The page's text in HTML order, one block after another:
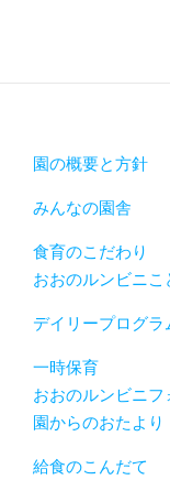
園の概要と方針
みんなの園舎
食育のこだわり
おおのルンビニ
デイリープログラ
一時保育
おおのルンビニフ
園からのおたより
給食のこんだて